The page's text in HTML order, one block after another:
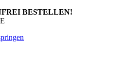
BESTELLEN!